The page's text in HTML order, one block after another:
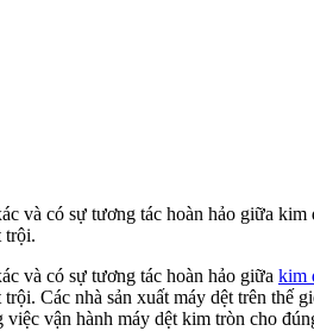
và có sự tương tác hoàn hảo giữa
trội.
và có sự tương tác hoàn hảo giữa kim
Các nhà sản xuất máy dệt trên
vận hành máy dệt kim tròn cho